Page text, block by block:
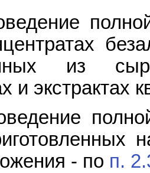
из
и экстрактах
- по п.